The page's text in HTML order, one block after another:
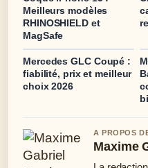
Meilleurs modèles
RHINOSHIELD et
MagSafe
Mercedes GLC Coupé :
fiabilité, prix et meilleur
choix 2026
A PROPOS
Maxime